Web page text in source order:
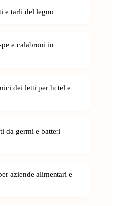
e tarli del legno
e calabroni in
dei letti per hotel e
da germi e batteri
aziende alimentari e